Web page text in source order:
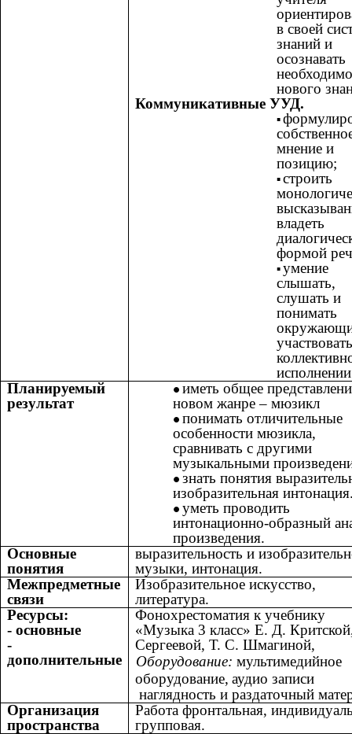
в своей
знаний и
осознавать
нового
Коммуникативные УУД.
мнение и
позицию;
строить
владеть
формой
умение
слышать,
слушать и
понимать
Планируемый
результат
иметь общее
новом жанре – мюзикл
понимать отличительные
особенности мюзикла,
сравнивать с другими
музыкальными
знать понятия
изобразительная
уметь проводить
интонационно-образный
произведения.
Основные
понятия
выразительность и
музыки, интонация.
Межпредметные
связи
Изобразительное искусство,
литература.
Ресурсы:
- основные
-
дополнительные
Фонохрестоматия к учебнику
«Музыка 3 класс» Е. Д.
Сергеевой, Т. С. Шмагиной,
Оборудование: мультимедийное
оборудование, аудио записи
наглядность и раздаточный
Организация
пространства
Работа фронтальная,
групповая.